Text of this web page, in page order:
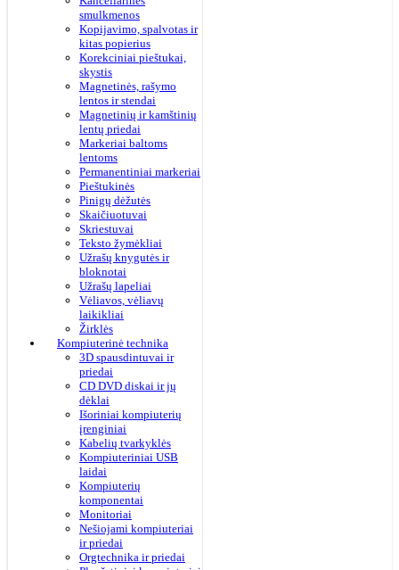
smulkmenos
Kopijavimo, spalvotas ir
kitas popierius
Korekciniai pieštukai,
skystis
Magnetinės, rašymo
lentos ir stendai
Magnetinių ir kamštinių
lentų priedai
Markeriai baltoms
lentoms
Permanentiniai markeriai
Pieštukinės
Pinigų dėžutės
Skaičiuotuvai
Skriestuvai
Teksto žymėkliai
Užrašų knygutės ir
bloknotai
Užrašų lapeliai
Vėliavos, vėliavų
laikikliai
Žirklės
Kompiuterinė technika
3D spausdintuvai ir
priedai
CD DVD diskai ir jų
dėklai
Išoriniai kompiuterių
įrenginiai
Kabelių tvarkyklės
Kompiuteriniai USB
laidai
Kompiuterių
komponentai
Monitoriai
Nešiojami kompiuteriai
ir priedai
Orgtechnika ir priedai